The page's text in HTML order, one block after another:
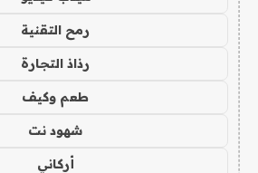
رمح التقنية
رذاذ التجارة
طعم وكيف
شهود نت
أركاني